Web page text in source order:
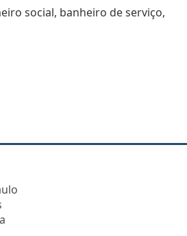
social, banheiro de serviço,